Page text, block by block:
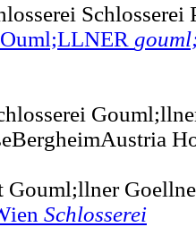
Schlosserei
Gouml;llner
Schlosserei